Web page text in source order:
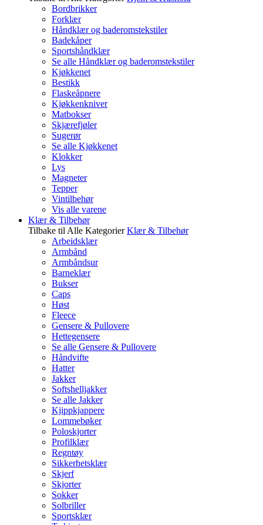
Bordbrikker
Forklær
Håndklær og baderomstekstiler
Badekåper
Sportshåndklær
Se alle Håndklær og baderomstekstiler
Kjøkkenet
Bestikk
Flaskeåpnere
Kjøkkenkniver
Matbokser
Skjærefjøler
Sugerør
Se alle Kjøkkenet
Klokker
Lys
Magneter
Tepper
Vintilbehør
Vis alle varene
Klær & Tilbehør
Tilbake til Alle Kategorier Klær & Tilbehør
Arbeidsklær
Armbånd
Armbåndsur
Barneklær
Bukser
Caps
Høst
Fleece
Gensere & Pullovere
Hettegensere
Se alle Gensere & Pullovere
Håndvifte
Hatter
Jakker
Softshelljakker
Se alle Jakker
Kjippkjappere
Lommebøker
Poloskjorter
Profilklær
Regntøy
Sikkerhetsklær
Skjerf
Skjorter
Sokker
Solbriller
Sportsklær